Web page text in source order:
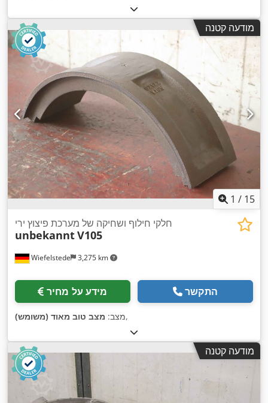
מודעה קטנה
1 / 15
Wiefelstede 3,275 km
חלקי חילוף ושחיקה של מערכת פיצוץ ירי
unbekanntV105
מידע על מחיר התקשר
מצב: מצב טוב מאוד (משומש) ,
מודעה קטנה